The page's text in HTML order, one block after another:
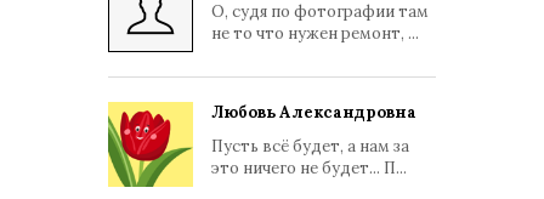
О, судя по фотографии там
не то что нужен ремонт, ...
Любовь Александровна
Пусть всё будет, а нам за
это ничего не будет... П...